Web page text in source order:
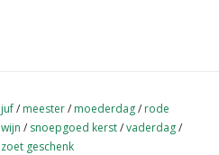
juf/ meester/ moederdag/ rode
wijn / snoepgoed kerst/vaderdag/
zoet geschenk